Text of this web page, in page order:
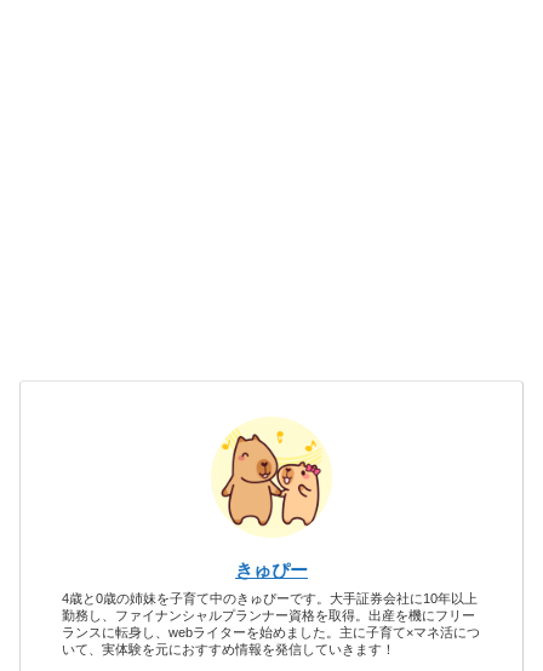
きゅぴー
4歳と0歳の姉妹を子育て中のきゅぴーです。大手証券会社に10年以上
勤務し、ファイナンシャルプランナー資格を取得。出産を機にフリー
ランスに転身し、webライターを始めました。主に子育て×マネ活につ
いて、実体験を元におすすめ情報を発信していきます！